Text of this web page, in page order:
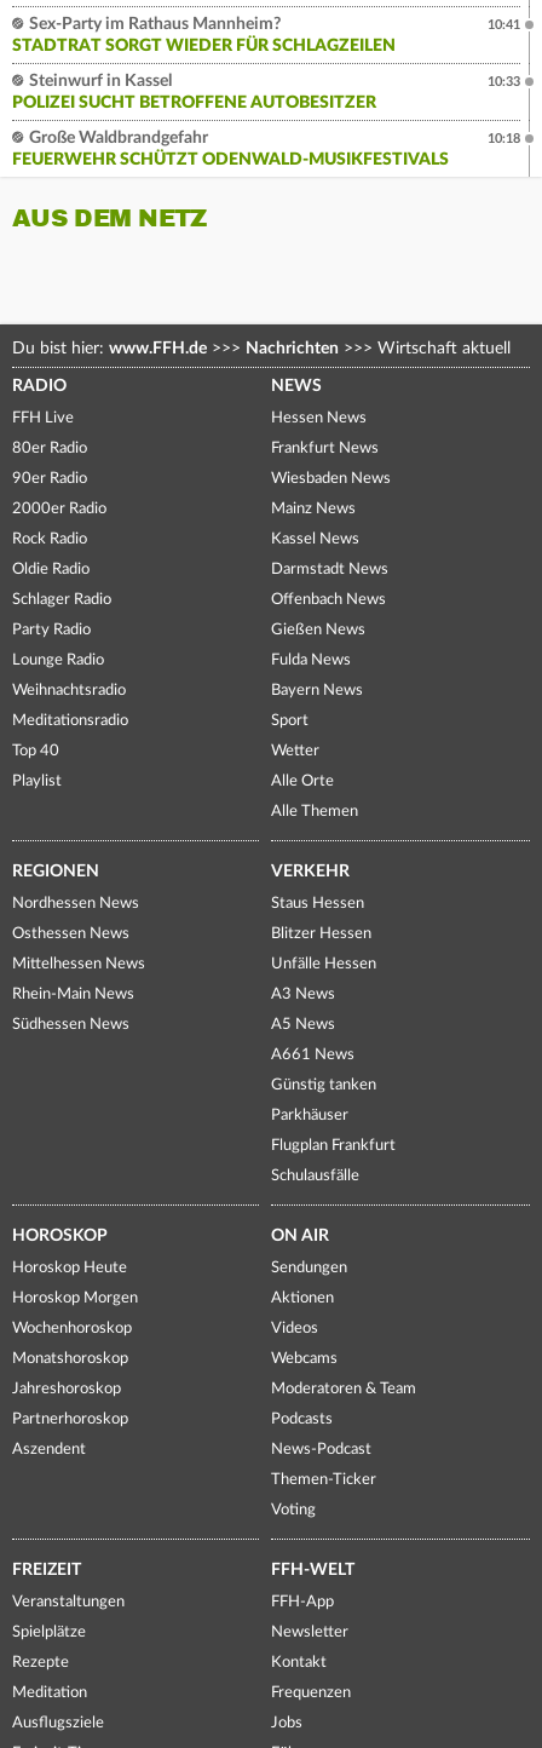
Sex-Party im Rathaus Mannheim?
STADTRAT SORGT WIEDER FÜR SCHLAGZEILEN
10:41
Steinwurf in Kassel
POLIZEI SUCHT BETROFFENE AUTOBESITZER
10:33
Große Waldbrandgefahr
FEUERWEHR SCHÜTZT ODENWALD-MUSIKFESTIVALS
10:18
AUS DEM NETZ
Du bist hier: www.FFH.de >>> Nachrichten >>> Wirtschaft aktuell
RADIO
FFH Live
80er Radio
90er Radio
2000er Radio
Rock Radio
Oldie Radio
Schlager Radio
Party Radio
Lounge Radio
Weihnachtsradio
Meditationsradio
Top 40
Playlist
NEWS
Hessen News
Frankfurt News
Wiesbaden News
Mainz News
Kassel News
Darmstadt News
Offenbach News
Gießen News
Fulda News
Bayern News
Sport
Wetter
Alle Orte
Alle Themen
REGIONEN
Nordhessen News
Osthessen News
Mittelhessen News
Rhein-Main News
Südhessen News
VERKEHR
Staus Hessen
Blitzer Hessen
Unfälle Hessen
A3 News
A5 News
A661 News
Günstig tanken
Parkhäuser
Flugplan Frankfurt
Schulausfälle
HOROSKOP
Horoskop Heute
Horoskop Morgen
Wochenhoroskop
Monatshoroskop
Jahreshoroskop
Partnerhoroskop
Aszendent
ON AIR
Sendungen
Aktionen
Videos
Webcams
Moderatoren & Team
Podcasts
News-Podcast
Themen-Ticker
Voting
FREIZEIT
Veranstaltungen
Spielplätze
Rezepte
Meditation
Ausflugsziele
FFH-WELT
FFH-App
Newsletter
Kontakt
Frequenzen
Jobs